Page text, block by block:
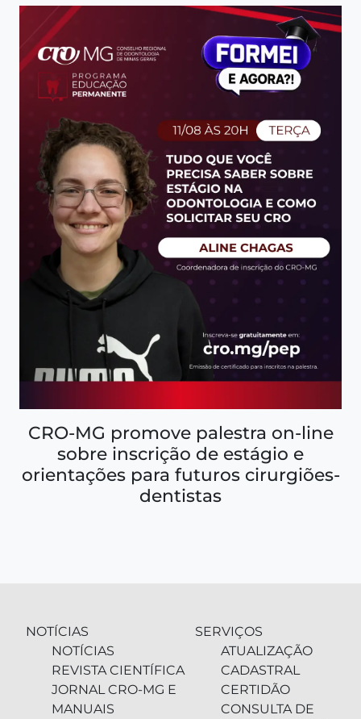
CRO-MG promove palestra on-line
sobre inscrição de estágio e
orientações para futuros cirurgiões-
dentistas
NOTÍCIAS
NOTÍCIAS
REVISTA CIENTÍFICA
JORNAL CRO-MG E
MANUAIS
SERVIÇOS
ATUALIZAÇÃO
CADASTRAL
CERTIDÃO
CONSULTA DE